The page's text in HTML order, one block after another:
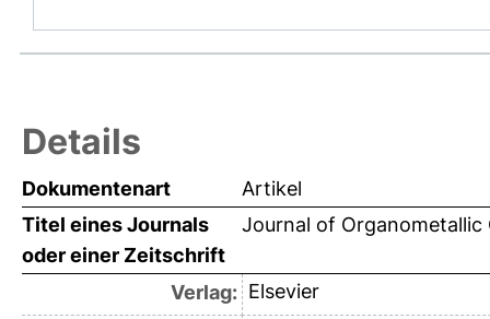
Details
Dokumentenart
Artikel
Titel eines Journals
oder einer Zeitschrift
Journal of Organometallic
Verlag: Elsevier